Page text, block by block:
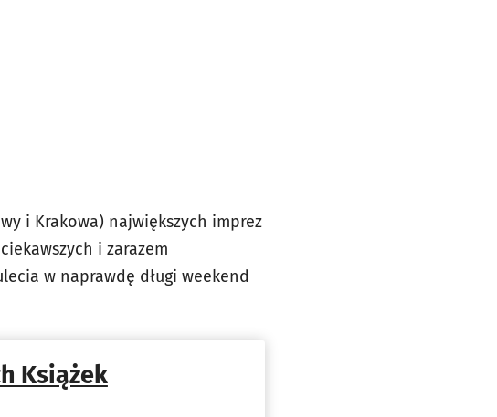
i Krakowa) największych imprez
i zarazem
w naprawdę długi weekend
Książek